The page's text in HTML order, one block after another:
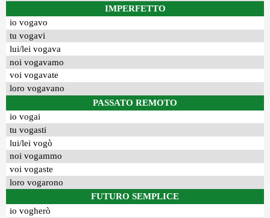
IMPERFETTO
io vogavo
tu vogavi
lui/lei vogava
noi vogavamo
voi vogavate
loro vogavano
PASSATO REMOTO
io vogai
tu vogasti
lui/lei vogò
noi vogammo
voi vogaste
loro vogarono
FUTURO SEMPLICE
io vogherò